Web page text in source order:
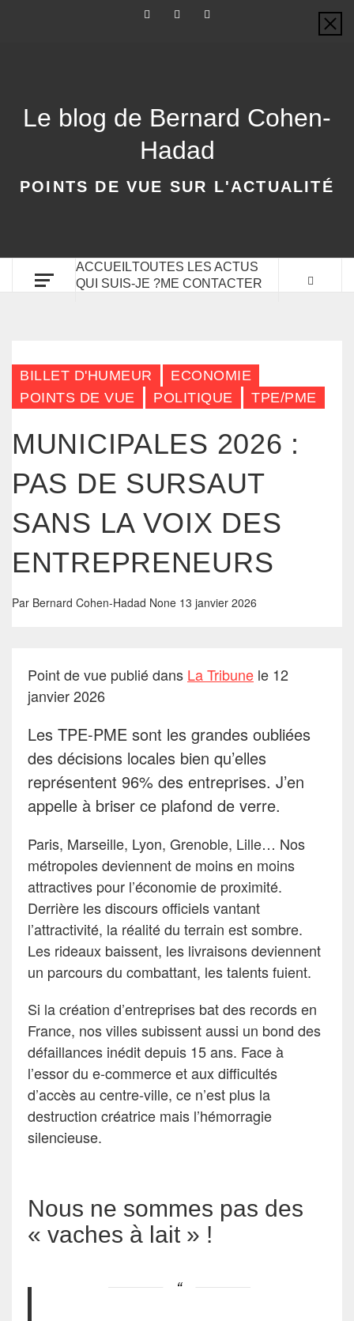
Le blog de Bernard Cohen-
Hadad
POINTS DE VUE SUR L'ACTUALITÉ
ACCUEILTOUTES LES ACTUS
QUI SUIS-JE ?ME CONTACTER
BILLET D'HUMEUR
ECONOMIE
POINTS DE VUE
POLITIQUE TPE/PME
MUNICIPALES 2026 :
PAS DE SURSAUT
SANS LA VOIX DES
ENTREPRENEURS
Par Bernard Cohen-Hadad None 13 janvier 2026
Point de vue publié dans La Tribune le 12
janvier 2026
Les TPE-PME sont les grandes oubliées
des décisions locales bien qu’elles
représentent 96% des entreprises. J’en
appelle à briser ce plafond de verre.
Paris, Marseille, Lyon, Grenoble, Lille… Nos
métropoles deviennent de moins en moins
attractives pour l’économie de proximité.
Derrière les discours officiels vantant
l’attractivité, la réalité du terrain est sombre.
Les rideaux baissent, les livraisons deviennent
un parcours du combattant, les talents fuient.
Si la création d’entreprises bat des records en
France, nos villes subissent aussi un bond des
défaillances inédit depuis 15 ans. Face à
l’essor du e-commerce et aux difficultés
d’accès au centre-ville, ce n’est plus la
destruction créatrice mais l’hémorragie
silencieuse.
Nous ne sommes pas des
« vaches à lait » !